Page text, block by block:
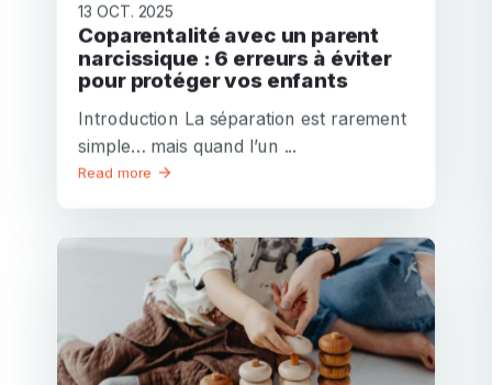
13 OCT. 2025
Coparentalité avec un parent
narcissique : 6 erreurs à éviter
pour protéger vos enfants
Introduction La séparation est rarement
simple… mais quand l’un ...
Read more